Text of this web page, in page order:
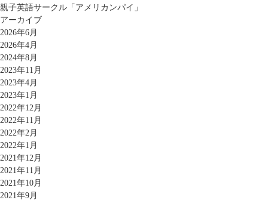
親子英語サークル「アメリカンパイ」
アーカイブ
2026年6月
2026年4月
2024年8月
2023年11月
2023年4月
2023年1月
2022年12月
2022年11月
2022年2月
2022年1月
2021年12月
2021年11月
2021年10月
2021年9月